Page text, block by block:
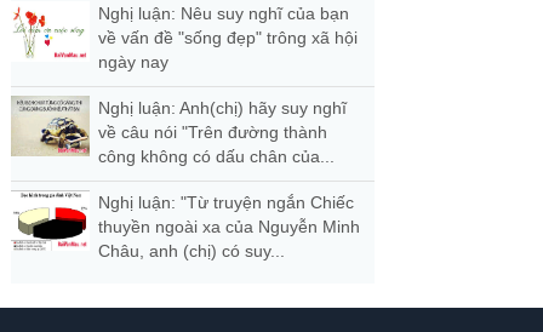
Nghị luận: Nêu suy nghĩ của bạn
về vấn đề "sống đẹp" trông xã hội
ngày nay
Nghị luận: Anh(chị) hãy suy nghĩ
về câu nói "Trên đường thành
công không có dấu chân của...
Nghị luận: "Từ truyện ngắn Chiếc
thuyền ngoài xa của Nguyễn Minh
Châu, anh (chị) có suy...